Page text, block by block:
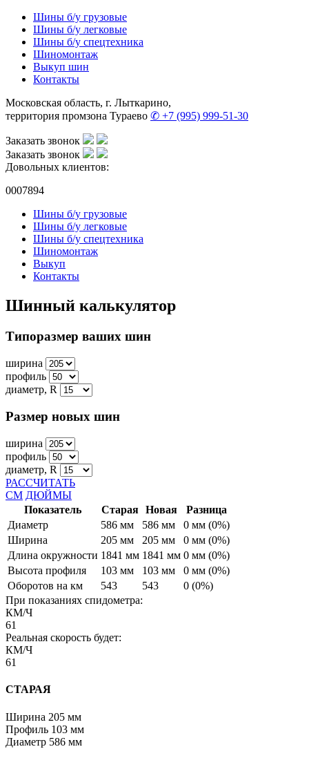
Шины б/у грузовые
Шины б/у легковые
Шины б/у спецтехника
Шиномонтаж
Выкуп шин
Контакты
Московская область, г. Лыткарино,
территория промзона Тураево ✆ +7 (995) 999-51-30
Заказать звонок
Заказать звонок
Довольных клиентов:
0007894
Шины б/у грузовые
Шины б/у легковые
Шины б/у спецтехника
Шиномонтаж
Выкуп
Контакты
Шинный калькулятор
Типоразмер ваших шин
ширина
профиль
диаметр, R
Размер новых шин
ширина
профиль
диаметр, R
РАССЧИТАТЬ
СМ ДЮЙМЫ
Показатель
Старая Новая
Разница
Диаметр
586 мм 586 мм
0 мм (0%)
Ширина
205 мм 205 мм
0 мм (0%)
Длина окружности 1841 мм 1841 мм 0 мм (0%)
Высота профиля
103 мм 103 мм
0 мм (0%)
Оборотов на км
543 543
0 (0%)
При показаниях спидометра:
КМ/Ч
61
Реальная скорость будет:
КМ/Ч
61
СТАРАЯ
Ширина 205 мм
Профиль 103 мм
Диаметр 586 мм